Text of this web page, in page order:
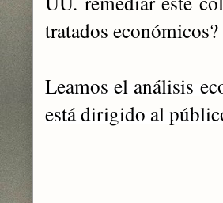
tratados económicos?
Leamos el análisis
está dirigido al